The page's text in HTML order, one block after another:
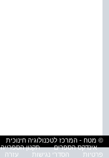
© מטח - המרכז לטכנולוגיה חינוכית
אינדקס הספרים
תקנון הספרייה
פרטיות
הסדרי נגישות עזרה